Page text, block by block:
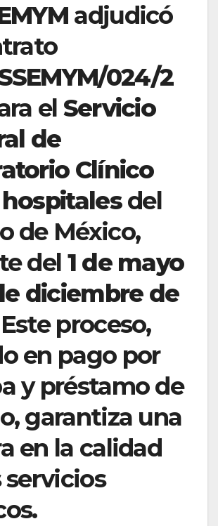
adjudicó
024/2
el Servicio
de
Clínico
del
de México,
del 1 de mayo
diciembre de
proceso,
en pago por
y préstamo de
garantiza una
en la calidad
servicios